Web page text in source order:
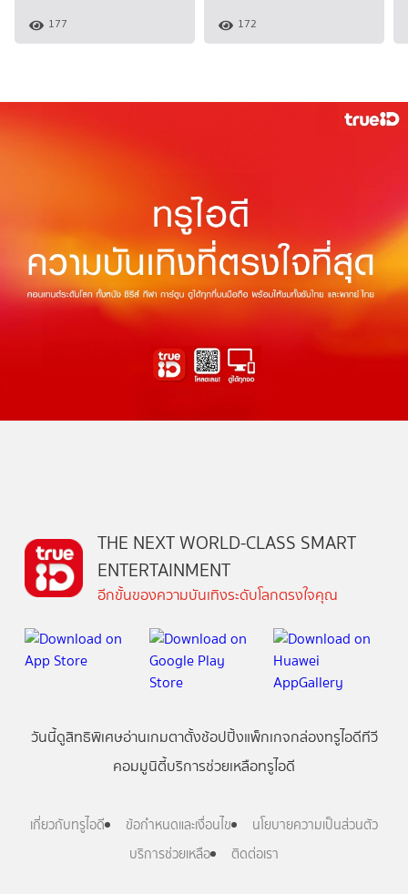
177 172
THE NEXT WORLD-CLASS SMART
ENTERTAINMENT
อีกขั้นของความบันเทิงระดับโลกตรงใจคุณ
วันนี้ดูสิทธิพิเศษอ่านเกมตาตั้งช้อปปิ้งแพ็กเกจกล่องทรูไอดีทีวี
คอมมูนิตี้บริการช่วยเหลือทรูไอดี
เกี่ยวกับทรูไอดี ข้อกำหนดและเงื่อนไข
นโยบายความเป็นส่วนตัว
บริการช่วยเหลือ
ติดต่อเรา